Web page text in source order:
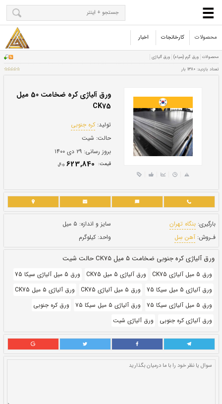
محصولات کارخانجات اخبار
CK75
تولید:کره جنوبی
حالت:
بروز رسانی: ۲۹ دی ۱۴۰۰
قيمت: 623,840ريال
سایز و اندازه: